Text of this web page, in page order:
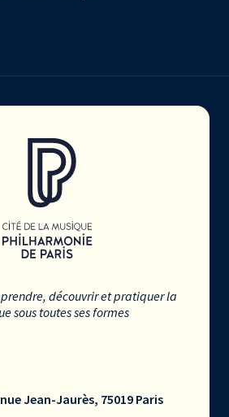
découvrir et pratiquer la
sous toutes ses formes
Jean-Jaurès, 75019 Paris